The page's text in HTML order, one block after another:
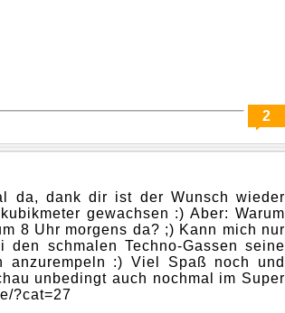
2
da, dank dir ist der Wunsch wieder
gewachsen :) Aber: Warum
8 Uhr morgens da? ;) Kann mich nur
schmalen Techno-Gassen seine
anzurempeln :) Viel Spaß noch und
unbedingt auch nochmal im Super
?cat=27